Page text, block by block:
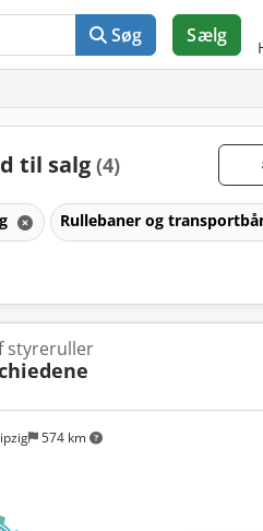
Søg Sælg
til salg (4)
Rullebaner og
574 km
styreruller